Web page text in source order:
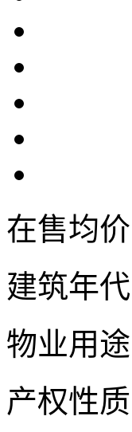
在售均价
建筑年代
物业用途
产权性质